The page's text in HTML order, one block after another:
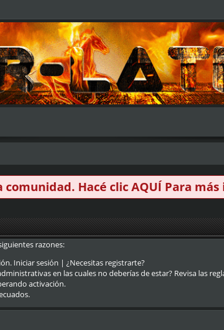
comunidad. Hacé clicAQUÍ Para
razones:
Iniciar sesión | ¿Necesitas registrarte?
en las cuales no deberías de estar? Revisa las
activación.